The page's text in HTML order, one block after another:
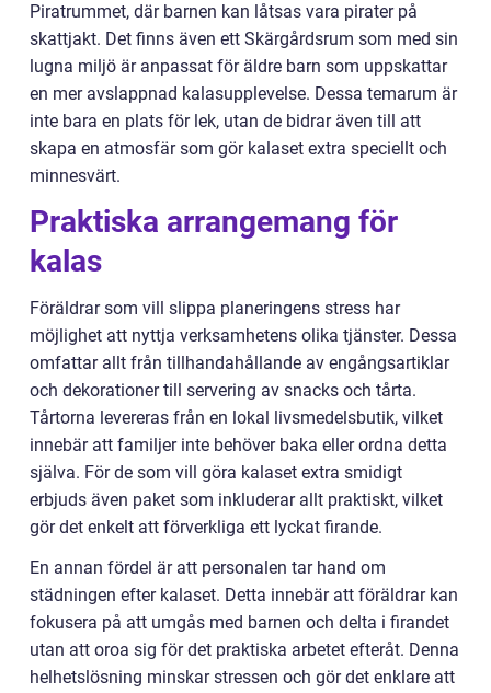
Piratrummet, där barnen kan låtsas vara pirater på
skattjakt. Det finns även ett Skärgårdsrum som med sin
lugna miljö är anpassat för äldre barn som uppskattar
en mer avslappnad kalasupplevelse. Dessa temarum är
inte bara en plats för lek, utan de bidrar även till att
skapa en atmosfär som gör kalaset extra speciellt och
minnesvärt.
Praktiska arrangemang för
kalas
Föräldrar som vill slippa planeringens stress har
möjlighet att nyttja verksamhetens olika tjänster. Dessa
omfattar allt från tillhandahållande av engångsartiklar
och dekorationer till servering av snacks och tårta.
Tårtorna levereras från en lokal livsmedelsbutik, vilket
innebär att familjer inte behöver baka eller ordna detta
själva. För de som vill göra kalaset extra smidigt
erbjuds även paket som inkluderar allt praktiskt, vilket
gör det enkelt att förverkliga ett lyckat firande.
En annan fördel är att personalen tar hand om
städningen efter kalaset. Detta innebär att föräldrar kan
fokusera på att umgås med barnen och delta i firandet
utan att oroa sig för det praktiska arbetet efteråt. Denna
helhetslösning minskar stressen och gör det enklare att